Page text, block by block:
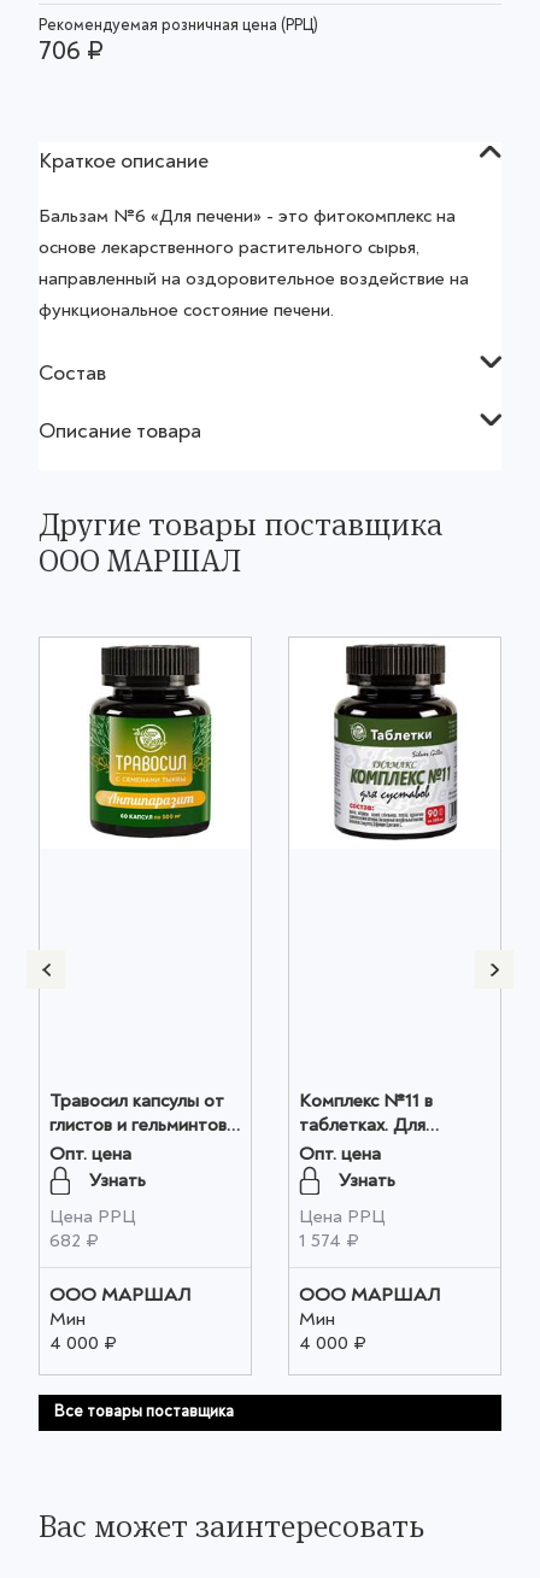
Рекомендуемая розничная цена (РРЦ)
706 ₽
Краткое описание
Бальзам №6 «Для печени» - это фитокомплекс на
основе лекарственного растительного сырья,
направленный на оздоровительное воздействие на
функциональное состояние печени.
Состав
Описание товара
Другие товары поставщика
ООО МАРШАЛ
Травосил капсулы от
глистов и гельминтов,
с семенами тыквы, 60
капсул, 500мг оптом
Опт. цена
Узнать
Цена РРЦ
682 ₽
ООО МАРШАЛ
Мин
4 000 ₽
Комплекс №11 в
таблетках. Для
суставов. антисептик-
стимулятор
Дорогова-2 и травы,
90 шт, 500 мг. Silver
Giller, курс на месяц.
оптом
Опт. цена
Узнать
Цена РРЦ
1 574 ₽
ООО МАРШАЛ
Мин
4 000 ₽
Все товары поставщика
Вас может заинтересовать